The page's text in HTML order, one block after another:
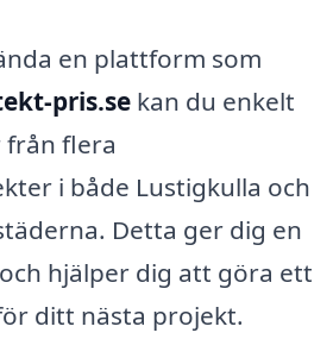
en plattform som
pris.se kan du enkelt
flera
i både Lustigkulla och
Detta ger dig en
hjälper dig att göra ett
ditt nästa projekt.